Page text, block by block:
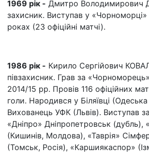
1969 рік - Дмитро Володимирович
захисник. Виступав у «Чорноморці»
роках (23 офіційні матчі).
1986 рік - Кирило Сергійович
півзахисник. Грав за
2014/15 рр. Провів 116 офіційних
голи. Народився у Біляївці
Вихованець УФК (Львів). Виступав
«Дніпро» Дніпропетровськ (дубль),
(Кишинів, Молдова), «Таврія»
(Томськ, Росія), «Каршиякаспор»